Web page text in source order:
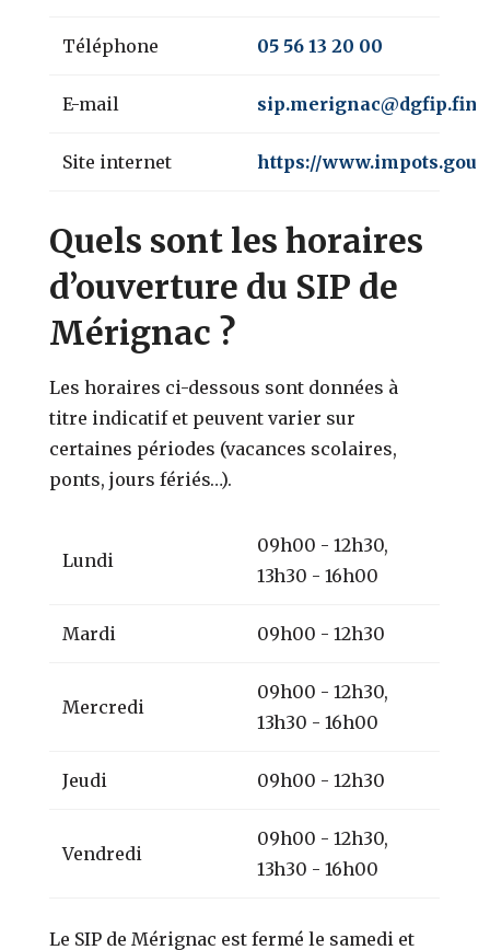
Téléphone 05 56 13 20 00
E-mail
Site internet https://
Quels sont les horaires
d’ouverture du SIP de
Mérignac ?
Les horaires ci-dessous sont données à
titre indicatif et peuvent varier sur
certaines périodes (vacances scolaires,
ponts, jours fériés…).
Lundi
09h00 - 12h30,
13h30 - 16h00
Mardi 09h00 - 12h30
Mercredi
09h00 - 12h30,
13h30 - 16h00
Jeudi 09h00 - 12h30
Vendredi
09h00 - 12h30,
13h30 - 16h00
Le SIP de Mérignac est fermé le samedi et